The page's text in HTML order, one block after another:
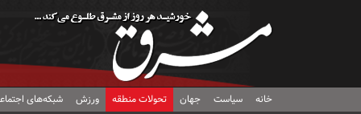
خانه سیاست جهان تحولات منطقه ورزش شبکه‌های